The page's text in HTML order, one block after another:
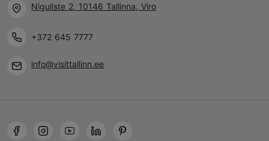
Niguliste 2, 10146 Tallinna, Viro
+372 645 7777
info@visittallinn.ee